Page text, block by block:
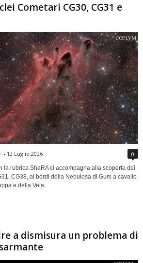
Cometari CG30, CG31 e
- 12 Luglio 2026 0
la rubrica ShaRA ci accompagna alla scoperta dei
CG38, ai bordi della Nebulosa di Gum a cavallo
e della Vela
a dismisura un problema di